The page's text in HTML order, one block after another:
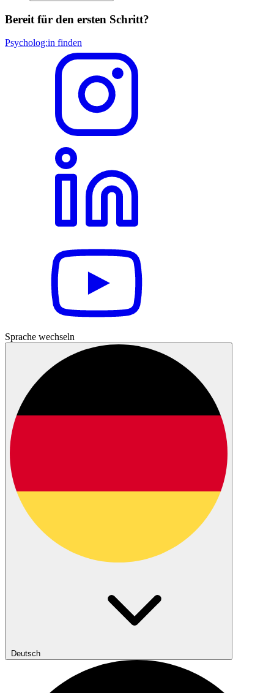
Bereit für den ersten Schritt?
Psycholog:in finden
Sprache wechseln
Deutsch